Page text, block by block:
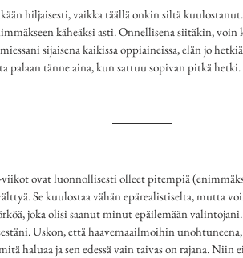
hiljaisesti, vaikka täällä onkin siltä
käheäksi asti. Onnellisena siitäkin,
sijaisena kaikissa oppiaineissa, elän jo
palaan tänne aina, kun sattuu sopivan pitkä hetki.
ovat luonnollisesti olleet pitempiä
Se kuulostaa vähän epärealistiselta, mutta
joka olisi saanut minut epäilemään
Uskon, että haavemaailmoihin
haluaa ja sen edessä vain taivas on rajana.